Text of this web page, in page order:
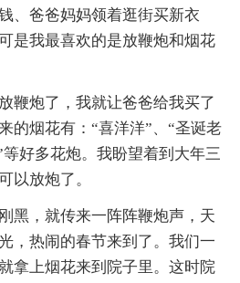
、爸爸妈妈领着逛街买新衣
是我最喜欢的是放鞭炮和烟花
鞭炮了，我就让爸爸给我买了
的烟花有：“喜洋洋”、“圣诞老
等好多花炮。我盼望着到大年三
以放炮了。
黑，就传来一阵阵鞭炮声，天
，热闹的春节来到了。我们一
拿上烟花来到院子里。这时院